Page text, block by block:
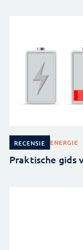
RECENSIE ENERGIE
Praktische gids